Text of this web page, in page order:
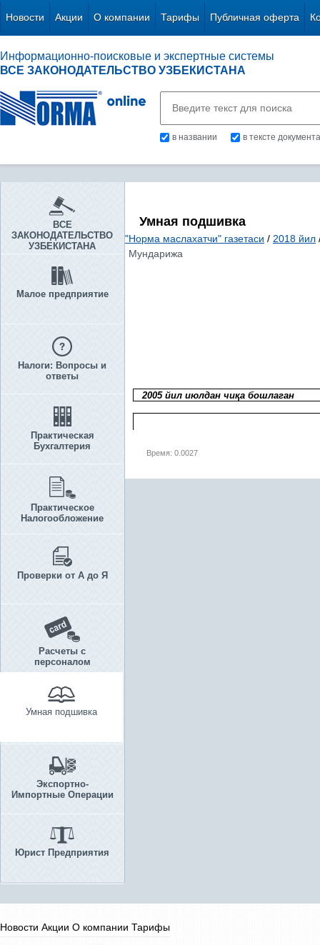
Новости Акции О компании Тарифы Публичная оферта
Информационно-поисковые и экспертные системы
ВСЕ ЗАКОНОДАТЕЛЬСТВО УЗБЕКИСТАНА
в названии в тексте документа
ВСЕ
ЗАКОНОДАТЕЛЬСТВО
УЗБЕКИСТАНА
Малое предприятие
Налоги: Вопросы и
ответы
Практическая
Бухгалтерия
Практическое
Налогообложение
Проверки от А до Я
Расчеты с
персоналом
Умная подшивка
Экспортно-
Импортные Операции
Юрист Предприятия
Умная подшивка
"Норма маслахатчи" газетаси / 2018 йил
Мундарижа
2005 йил июлдан чиқа бошлаган
Время: 0.0027
Новости Акции О компании Тарифы